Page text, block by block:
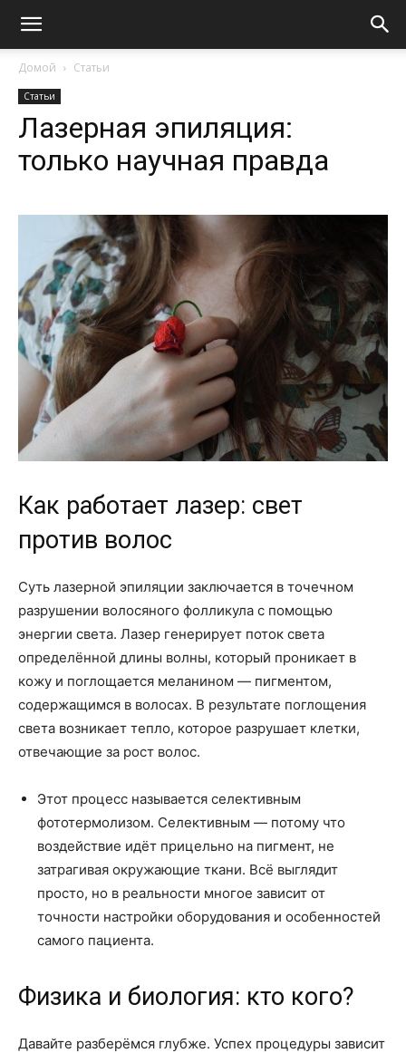
Домой Статьи
Статьи
Лазерная эпиляция:
только научная правда
Как работает лазер: свет
против волос
Суть лазерной эпиляции заключается в точечном
разрушении волосяного фолликула с помощью
энергии света. Лазер генерирует поток света
определённой длины волны, который проникает в
кожу и поглощается меланином — пигментом,
содержащимся в волосах. В результате поглощения
света возникает тепло, которое разрушает клетки,
отвечающие за рост волос.
Этот процесс называется селективным
фототермолизом. Селективным — потому что
воздействие идёт прицельно на пигмент, не
затрагивая окружающие ткани. Всё выглядит
просто, но в реальности многое зависит от
точности настройки оборудования и особенностей
самого пациента.
Физика и биология: кто кого?
Давайте разберёмся глубже. Успех процедуры зависит